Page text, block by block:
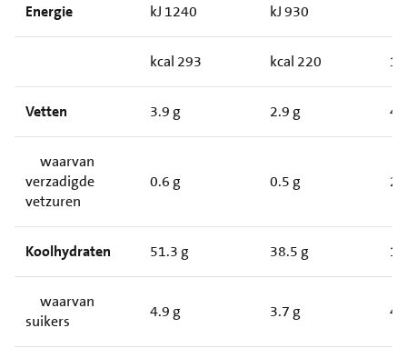
Energie kJ 1240 kJ 930
kcal 293 kcal 220
Vetten 3.9 g 2.9 g
waarvan
verzadigde
vetzuren
0.6 g 0.5 g
Koolhydraten 51.3 g 38.5 g
waarvan
suikers
4.9 g 3.7 g